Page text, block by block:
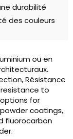
durabilité
des couleurs
ou en
, Résistance
to
for
coatings,
fluorocarbon
.